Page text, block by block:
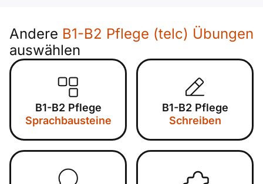
Andere B1-B2 Pflege (telc) Übungen
auswählen
B1-B2 Pflege
Sprachbausteine
B1-B2 Pflege
Schreiben